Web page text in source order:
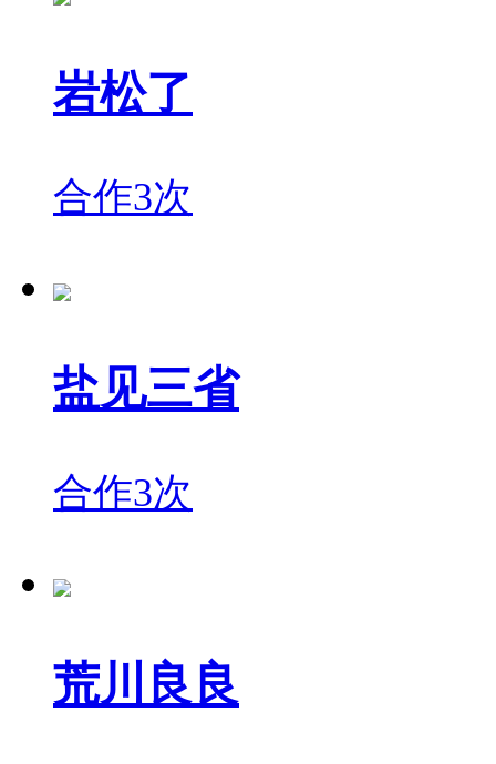
岩松了
合作3次
盐见三省
合作3次
荒川良良